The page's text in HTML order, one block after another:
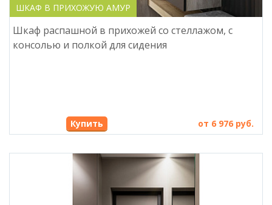
ШКАФ В ПРИХОЖУЮ АМУР
Шкаф распашной в прихожей со стеллажом, с
консолью и полкой для сидения
Купить от 6 976 руб.